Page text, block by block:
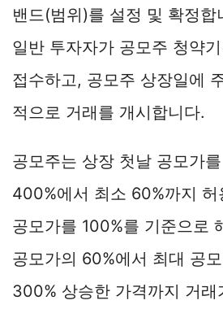
밴드(범위)를 설정 및 확정합
일반 투자자가 공모주 청약
접수하고, 공모주 상장일에
적으로 거래를 개시합니다.
공모주는 상장 첫날 공모가
400%에서 최소 60%까지 허
공모가를 100%를 기준으로
공모가의 60%에서 최대 공
300% 상승한 가격까지 거래